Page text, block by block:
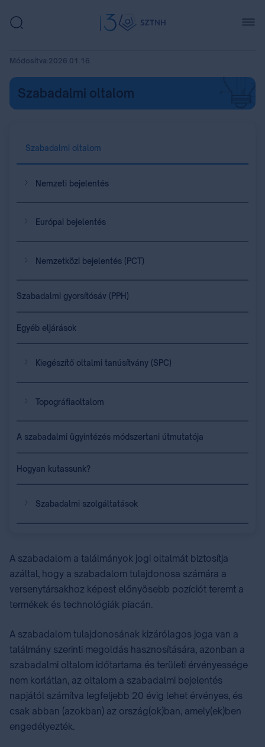
Módosítva:2026.01.16.
Szabadalmi oltalom
Szabadalmi oltalom
Nemzeti bejelentés
Európai bejelentés
Nemzetközi bejelentés (PCT)
Szabadalmi gyorsítósáv (PPH)
Egyéb eljárások
Kiegészítő oltalmi tanúsítvány (SPC)
Topográfiaoltalom
A szabadalmi ügyintézés módszertani útmutatója
Hogyan kutassunk?
Szabadalmi szolgáltatások
A szabadalom a találmányok jogi oltalmát biztosítja
azáltal, hogy a szabadalom tulajdonosa számára a
versenytársakhoz képest előnyösebb pozíciót teremt a
termékek és technológiák piacán.
A szabadalom tulajdonosának kizárólagos joga van a
találmány szerinti megoldás hasznosítására, azonban a
szabadalmi oltalom időtartama és területi érvényessége
nem korlátlan, az oltalom a szabadalmi bejelentés
napjától számítva legfeljebb 20 évig lehet érvényes, és
csak abban (azokban) az ország(ok)ban, amely(ek)ben
engedélyezték.